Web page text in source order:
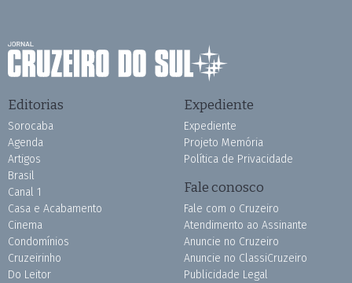
Editorias
Sorocaba
Agenda
Artigos
Brasil
Canal 1
Casa e Acabamento
Cinema
Condomínios
Cruzeirinho
Do Leitor
Expediente
Expediente
Projeto Memória
Política de Privacidade
Fale conosco
Fale com o Cruzeiro
Atendimento ao Assinante
Anuncie no Cruzeiro
Anuncie no ClassiCruzeiro
Publicidade Legal